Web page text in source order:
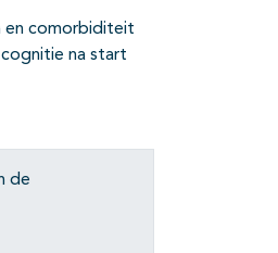
en comorbiditeit
na start
de